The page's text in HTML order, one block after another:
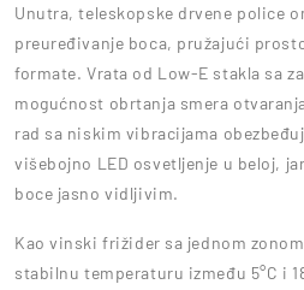
Unutra, teleskopske drvene police
preuređivanje boca, pružajući
formate. Vrata od Low-E stakla sa
mogućnost obrtanja smera
rad sa niskim vibracijama
višebojno LED osvetljenje u beloj,
boce jasno vidljivim.
Kao vinski frižider sa jednom
stabilnu temperaturu između 5°C i